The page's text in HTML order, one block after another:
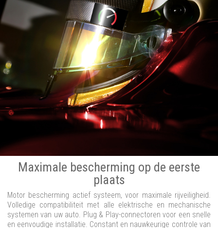
Maximale bescherming op de eerste
plaats
Motor bescherming actief systeem, voor maximale rijveiligheid.
Volledige compatibiliteit met alle elektrische en mechanische
systemen van uw auto. Plug & Play-connectoren voor een snelle
en eenvoudige installatie. Constant en nauwkeurige controle van